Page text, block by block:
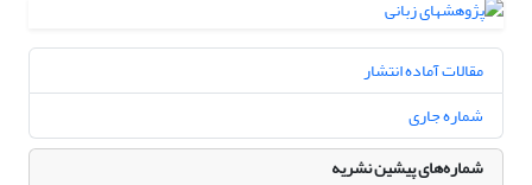
مقالات آماده انتشار
شماره جاری
شماره‌های پیشین نشریه